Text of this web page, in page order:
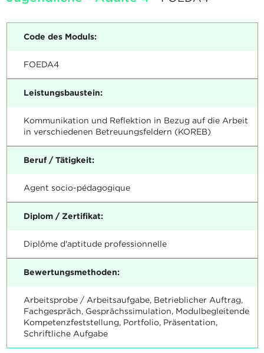
Code des Moduls:
FOEDA4
Leistungsbaustein:
Kommunikation und Reflektion in Bezug auf die Arbeit
in verschiedenen Betreuungsfeldern (KOREB)
Beruf / Tätigkeit:
Agent socio-pédagogique
Diplom / Zertifikat:
Diplôme d'aptitude professionnelle
Bewertungsmethoden:
Arbeitsprobe / Arbeitsaufgabe, Betrieblicher Auftrag,
Fachgespräch, Gesprächssimulation, Modulbegleitende
Kompetenzfeststellung, Portfolio, Präsentation,
Schriftliche Aufgabe